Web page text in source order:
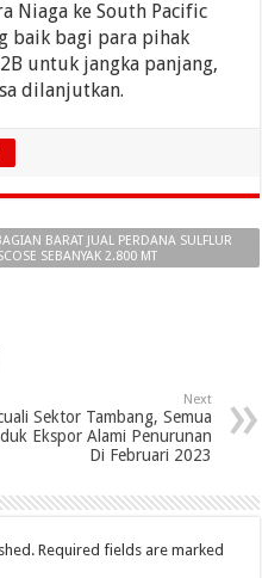
Niaga ke South Pacific
baik bagi para pihak
untuk jangka panjang,
dilanjutkan.
BARAT JUAL PERDANA SULFLUR
SEBANYAK 2.800 MT
Next
Sektor Tambang, Semua
Ekspor Alami Penurunan
Di Februari 2023
Required fields are marked